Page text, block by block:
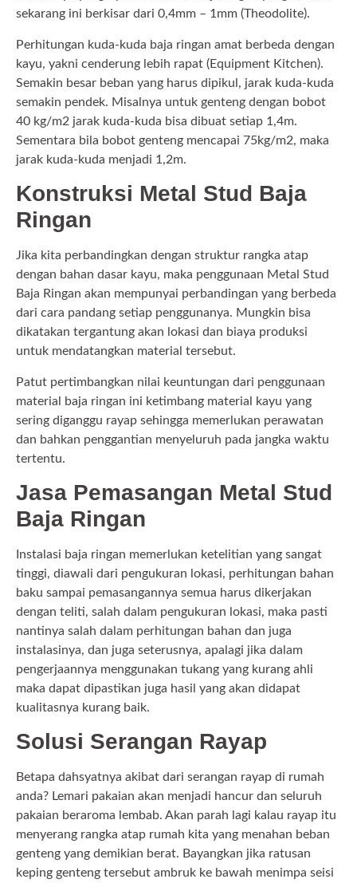
sekarang ini berkisar dari 0,4mm – 1mm (Theodolite).
Perhitungan kuda-kuda baja ringan amat berbeda dengan
kayu, yakni cenderung lebih rapat (Equipment Kitchen).
Semakin besar beban yang harus dipikul, jarak kuda-kuda
semakin pendek. Misalnya untuk genteng dengan bobot
40 kg/m2 jarak kuda-kuda bisa dibuat setiap 1,4m.
Sementara bila bobot genteng mencapai 75kg/m2, maka
jarak kuda-kuda menjadi 1,2m.
Konstruksi Metal Stud Baja
Ringan
Jika kita perbandingkan dengan struktur rangka atap
dengan bahan dasar kayu, maka penggunaan Metal Stud
Baja Ringan akan mempunyai perbandingan yang berbeda
dari cara pandang setiap penggunanya. Mungkin bisa
dikatakan tergantung akan lokasi dan biaya produksi
untuk mendatangkan material tersebut.
Patut pertimbangkan nilai keuntungan dari penggunaan
material baja ringan ini ketimbang material kayu yang
sering diganggu rayap sehingga memerlukan perawatan
dan bahkan penggantian menyeluruh pada jangka waktu
tertentu.
Jasa Pemasangan Metal Stud
Baja Ringan
Instalasi baja ringan memerlukan ketelitian yang sangat
tinggi, diawali dari pengukuran lokasi, perhitungan bahan
baku sampai pemasangannya semua harus dikerjakan
dengan teliti, salah dalam pengukuran lokasi, maka pasti
nantinya salah dalam perhitungan bahan dan juga
instalasinya, dan juga seterusnya, apalagi jika dalam
pengerjaannya menggunakan tukang yang kurang ahli
maka dapat dipastikan juga hasil yang akan didapat
kualitasnya kurang baik.
Solusi Serangan Rayap
Betapa dahsyatnya akibat dari serangan rayap di rumah
anda? Lemari pakaian akan menjadi hancur dan seluruh
pakaian beraroma lembab. Akan parah lagi kalau rayap itu
menyerang rangka atap rumah kita yang menahan beban
genteng yang demikian berat. Bayangkan jika ratusan
keping genteng tersebut ambruk ke bawah menimpa seisi